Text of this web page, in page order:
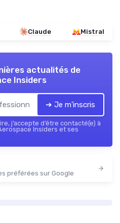
Claude Mistral
actualités de
Insiders
➔ Je m'inscris
j’accepte d’être contacté(e) à
Insiders et ses
préférées sur Google